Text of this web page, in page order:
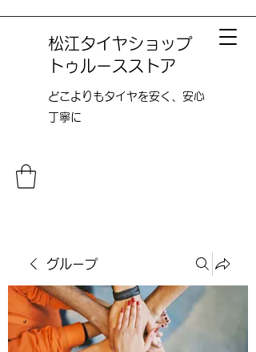
松江タイヤショップ
トゥルースストア
どこよりも​タイヤを安く、安心
丁寧に
グループ